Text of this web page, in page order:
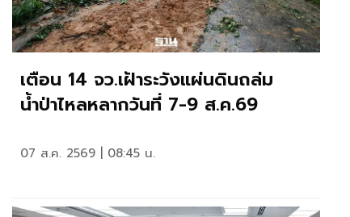
เตือน 14 จว.เฝ้าระวังแผ่นดินถล่ม
น้ำป่าไหลหลากวันที่ 7-9 ส.ค.69
07 ส.ค. 2569 | 08:45 น.